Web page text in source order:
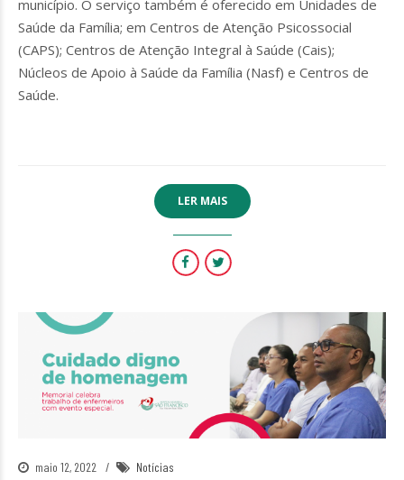
município. O serviço também é oferecido em Unidades de
Saúde da Família; em Centros de Atenção Psicossocial
(CAPS); Centros de Atenção Integral à Saúde (Cais);
Núcleos de Apoio à Saúde da Família (Nasf) e Centros de
Saúde.
LER MAIS
maio 12, 2022 Notícias